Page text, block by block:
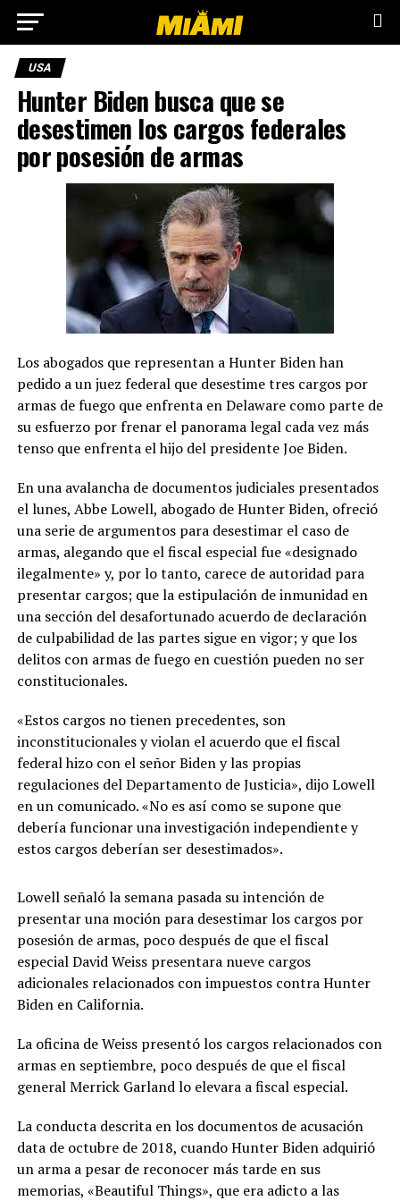
USA
Hunter Biden busca que se
desestimen los cargos federales
por posesión de armas
Los abogados que representan a Hunter Biden han
pedido a un juez federal que desestime tres cargos por
armas de fuego que enfrenta en Delaware como parte de
su esfuerzo por frenar el panorama legal cada vez más
tenso que enfrenta el hijo del presidente Joe Biden.
En una avalancha de documentos judiciales presentados
el lunes, Abbe Lowell, abogado de Hunter Biden, ofreció
una serie de argumentos para desestimar el caso de
armas, alegando que el fiscal especial fue «designado
ilegalmente» y, por lo tanto, carece de autoridad para
presentar cargos; que la estipulación de inmunidad en
una sección del desafortunado acuerdo de declaración
de culpabilidad de las partes sigue en vigor; y que los
delitos con armas de fuego en cuestión pueden no ser
constitucionales.
«Estos cargos no tienen precedentes, son
inconstitucionales y violan el acuerdo que el fiscal
federal hizo con el señor Biden y las propias
regulaciones del Departamento de Justicia», dijo Lowell
en un comunicado. «No es así como se supone que
debería funcionar una investigación independiente y
estos cargos deberían ser desestimados».
Lowell señaló la semana pasada su intención de
presentar una moción para desestimar los cargos por
posesión de armas, poco después de que el fiscal
especial David Weiss presentara nueve cargos
adicionales relacionados con impuestos contra Hunter
Biden en California.
La oficina de Weiss presentó los cargos relacionados con
armas en septiembre, poco después de que el fiscal
general Merrick Garland lo elevara a fiscal especial.
La conducta descrita en los documentos de acusación
data de octubre de 2018, cuando Hunter Biden adquirió
un arma a pesar de reconocer más tarde en sus
memorias, «Beautiful Things», que era adicto a las